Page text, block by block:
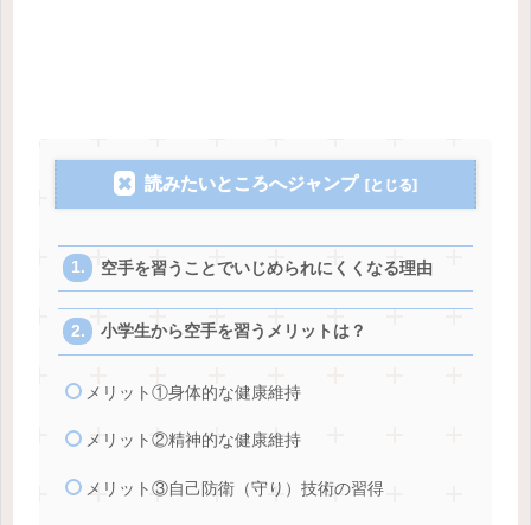
読みたいところへジャンプ
空手を習うことでいじめられにくくなる理由
小学生から空手を習うメリットは？
メリット①身体的な健康維持
メリット②精神的な健康維持
メリット③自己防衛（守り）技術の習得